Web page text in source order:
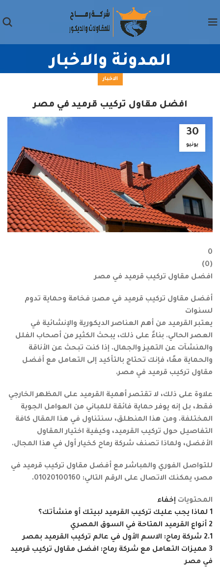
المدونة والاخبار
الاخبار
افضل مقاول تركيب قرميد في مصر
30
يونيو
0
(
0
)
افضل مقاول تركيب قرميد في مصر
أفضل مقاول تركيب قرميد في مصر: فخامة وحماية تدوم
لسنوات
يعتبر القرميد من أهم العناصر الديكورية والإنشائية في
العصر الحالي. بناءً على ذلك، يبحث الكثير من أصحاب الفلل
والمنشآت عن التميز والجمال. إذا كنت تبحث عن الأناقة
والحماية معًا، فإنك تحتاج بالتأكيد إلى التعامل مع أفضل
مقاول تركيب قرميد في مصر.
علاوة على ذلك، لا تقتصر أهمية القرميد على المظهر الخارجي
فقط، بل إنه يوفر حماية فائقة للمباني من العوامل الجوية
المختلفة. ومن هذا المنطلق، سنتناول في هذا المقال كافة
التفاصيل حول تركيب القرميد، وكيفية اختيار المقاول
الأفضل، ولماذا تصنف شركة رماح كخيار أول في هذا المجال.
للتواصل الفوري والمباشر مع أفضل مقاول تركيب قرميد في
مصر، يمكنك الاتصال على الرقم التالي: 01020100160.
المحتويات إخفاء
1 لماذا يجب عليك تركيب القرميد لبيتك أو منشأتك؟
2 أنواع القرميد المتاحة في السوق المصري
2.1 شركة رماح: الاسم الأول في عالم تركيب القرميد بمصر
3 مميزات التعامل مع شركة رماح: افضل مقاول تركيب قرميد
في مصر